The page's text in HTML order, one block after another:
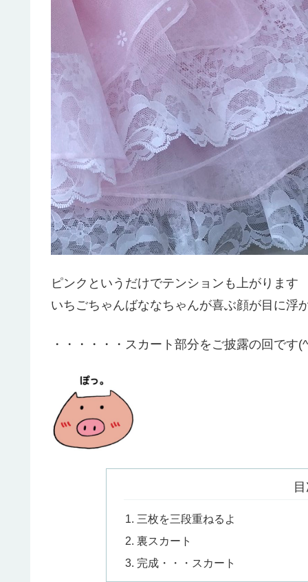
ピンクというだけでテンションも上がります
いちごちゃんばななちゃんが喜ぶ顔が目に浮
・・・・・・スカート部分をご披露の回です
三枚を三段重ねるよ
裏スカート
完成・・・スカート